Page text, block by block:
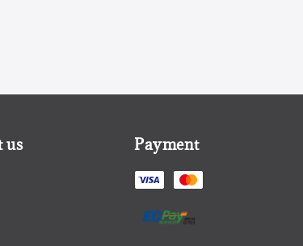
us Payment